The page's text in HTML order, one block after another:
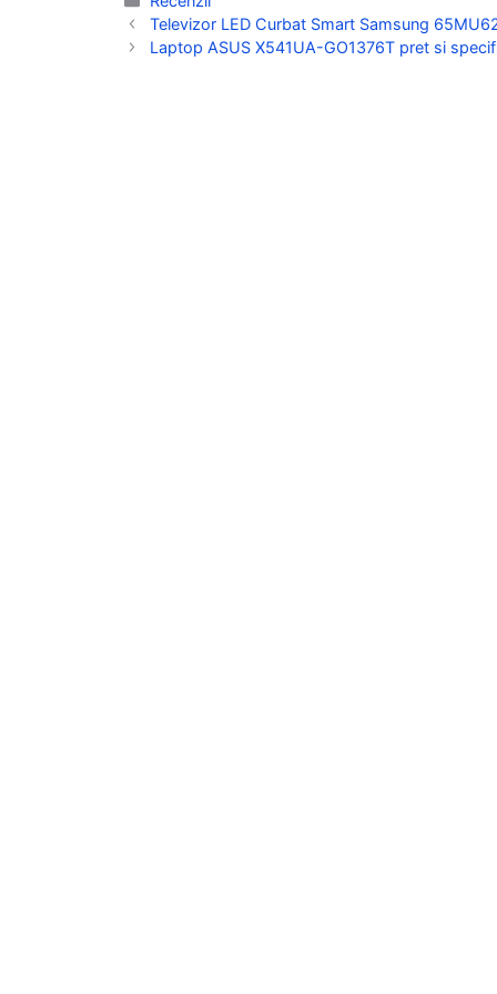
Televizor LED Curbat Smart Samsung
Laptop ASUS X541UA-GO1376T pret si